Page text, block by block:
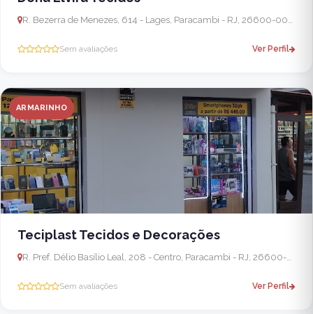
R. Bezerra de Menezes, 614 - Lages, Paracambi - RJ, 26600-000, Brasil - Seropédica
Sem avaliações Ver Perfil
ARMARINHO
Teciplast Tecidos e Decorações
R. Pref. Délio Basílio Leal, 208 - Centro, Paracambi - RJ, 26600-000, Brasil - Seropédica
Sem avaliações Ver Perfil